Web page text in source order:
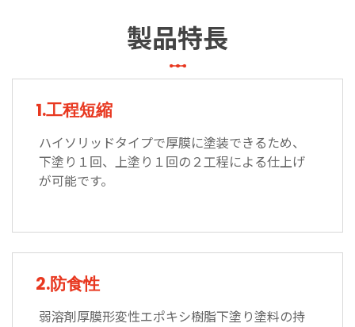
製品特長
1.工程短縮
ハイソリッドタイプで厚膜に塗装できるため、
下塗り１回、上塗り１回の２工程による仕上げ
が可能です。
2.防食性
弱溶剤厚膜形変性エポキシ樹脂下塗り塗料の持